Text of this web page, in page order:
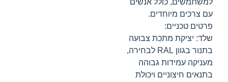
למשתמשים, כולל אנשים
עם צרכים מיוחדים.
פרטים טכניים:
שלד: יציקת מתכת צבועה
בתנור בגוון RAL לבחירה,
מעניקה עמידות גבוהה
בתנאים חיצוניים ויכולת